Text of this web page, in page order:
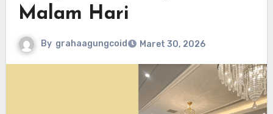
Malam Hari
By grahaagungcoid Maret 30, 2026